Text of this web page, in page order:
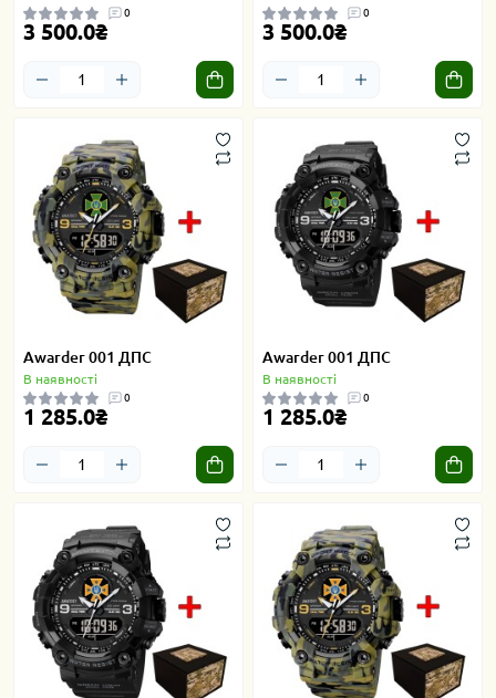
0
3 500.0₴
0
3 500.0₴
Awarder 001 ДПС
В наявності
0
1 285.0₴
Awarder 001 ДПС
В наявності
0
1 285.0₴